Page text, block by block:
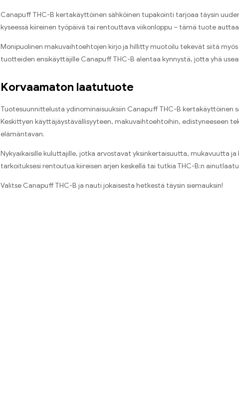
Canapuff THC-B kertakäyttöinen sähköinen tupakointi tarjoaa täysin
kyseessä kiireinen työpäivä tai rentouttava viikonloppu – tämä tuote
Monipuolinen makuvaihtoehtojen kirjo ja hillitty muotoilu tekevät siitä
tuotteiden ensikäyttäjille Canapuff THC-B alentaa kynnystä, jotta yhä
Korvaamaton laatutuote
Tuotesuunnittelusta ydinominaisuuksiin Canapuff THC-B
Keskittyen käyttäjäystävällisyyteen, makuvaihtoehtoihin, edistyneeseen
elämäntavan.
Nykyaikaisille kuluttajille, jotka arvostavat yksinkertaisuutta, mukavuutta
tarkoituksesi rentoutua kiireisen arjen keskellä tai tutkia THC-B:n
Valitse Canapuff THC-B ja nauti jokaisesta hetkestä täysin siemauksin!